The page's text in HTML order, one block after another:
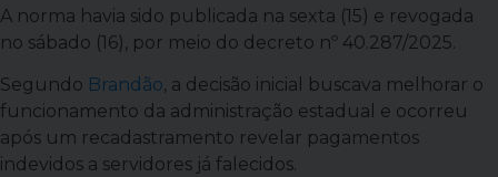
A norma havia sido publicada na sexta (15) e revogada
no sábado (16), por meio do decreto nº 40.287/2025.
Segundo Brandão, a decisão inicial buscava melhorar o
funcionamento da administração estadual e ocorreu
após um recadastramento revelar pagamentos
indevidos a servidores já falecidos.